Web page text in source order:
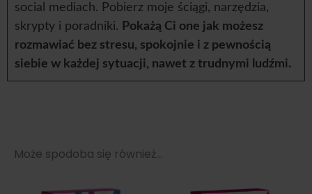
social mediach. Pobierz moje ściągi, narzędzia,
skrypty i poradniki. Pokażą Ci one jak możesz
rozmawiać bez stresu, spokojnie i z pewnością
siebie w każdej sytuacji, nawet z trudnymi ludźmi.
Może spodoba się również…